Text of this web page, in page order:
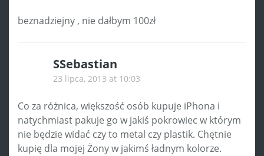
beznadziejny , nie dałbym 100zł
SSebastian
23 lipca, 2013 at 10:03
Co za różnica, większość osób kupuje iPhona i
natychmiast pakuje go w jakiś pokrowiec w którym
nie będzie widać czy to metal czy plastik. Chętnie
kupię dla mojej Żony w jakimś ładnym kolorze.